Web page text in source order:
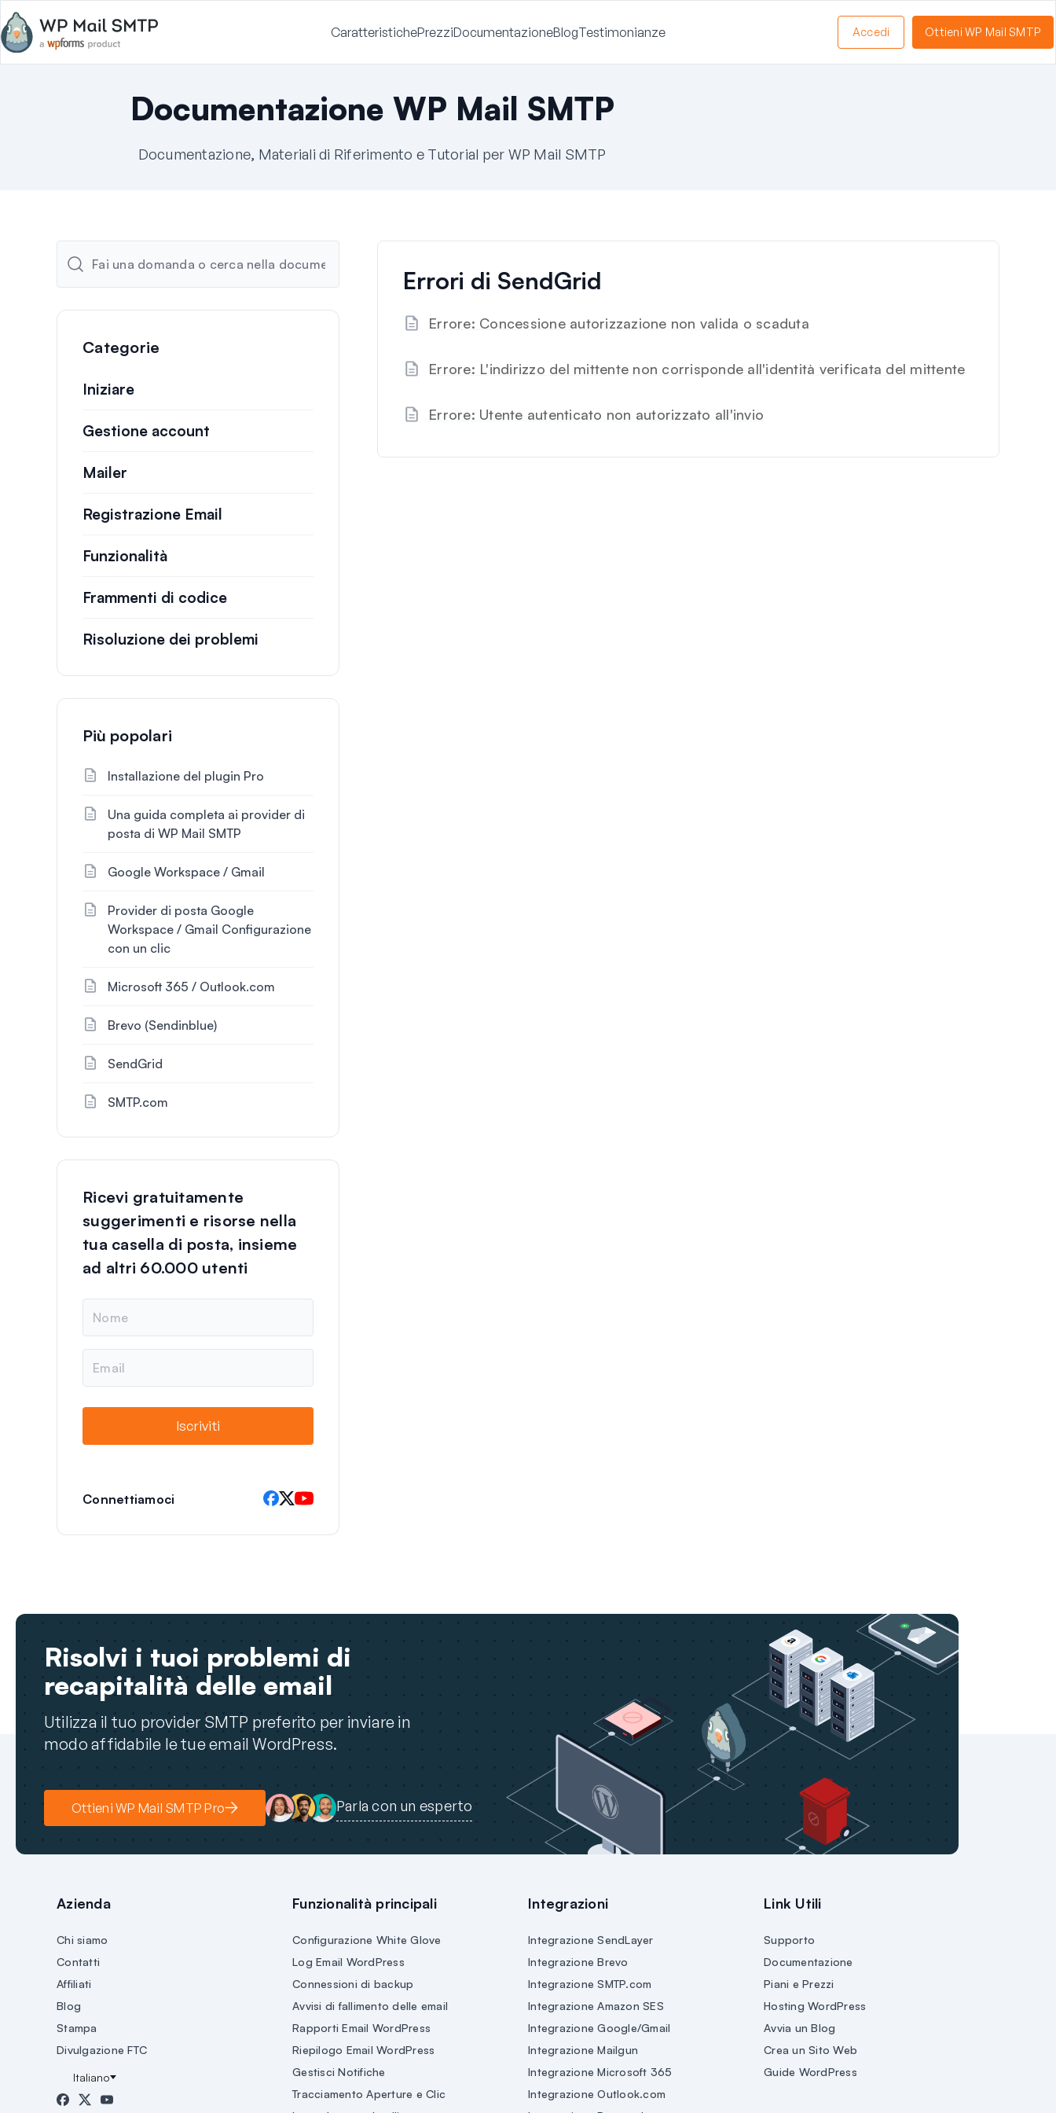
CaratteristichePrezziDocumentazioneBlogTestimonianze Accedi Ottieni WP Mail SMTP
Documentazione WP Mail SMTP
Documentazione, Materiali di Riferimento e Tutorial per WP Mail SMTP
Errori di SendGrid
Errore: Concessione autorizzazione non valida o scaduta
Errore: L'indirizzo del mittente non corrisponde all'identità verificata del mittente
Errore: Utente autenticato non autorizzato all'invio
Categorie
Iniziare
Gestione account
Mailer
Registrazione Email
Funzionalità
Frammenti di codice
Risoluzione dei problemi
Più popolari
Installazione del plugin Pro
Una guida completa ai provider di
posta di WP Mail SMTP
Google Workspace / Gmail
Provider di posta Google
Workspace / Gmail Configurazione
con un clic
Microsoft 365 / Outlook.com
Brevo (Sendinblue)
SendGrid
SMTP.com
Ricevi gratuitamente
suggerimenti e risorse nella
tua casella di posta, insieme
ad altri 60.000 utenti
m
e
a
Iscriviti
Connettiamoci
Risolvi i tuoi problemi di
recapitalità delle email
Utilizza il tuo provider SMTP preferito per inviare in
modo affidabile le tue email WordPress.
Ottieni WP Mail SMTP Pro Parla con un esperto
Azienda
Chi siamo
Contatti
Affiliati
Blog
Stampa
Divulgazione FTC
Funzionalità principali
Configurazione White Glove
Log Email WordPress
Connessioni di backup
Avvisi di fallimento delle email
Rapporti Email WordPress
Riepilogo Email WordPress
Gestisci Notifiche
Tracciamento Aperture e Clic
Integrazioni
Integrazione SendLayer
Integrazione Brevo
Integrazione SMTP.com
Integrazione Amazon SES
Integrazione Google/Gmail
Integrazione Mailgun
Integrazione Microsoft 365
Integrazione Outlook.com
Link Utili
Supporto
Documentazione
Piani e Prezzi
Hosting WordPress
Avvia un Blog
Crea un Sito Web
Guide WordPress